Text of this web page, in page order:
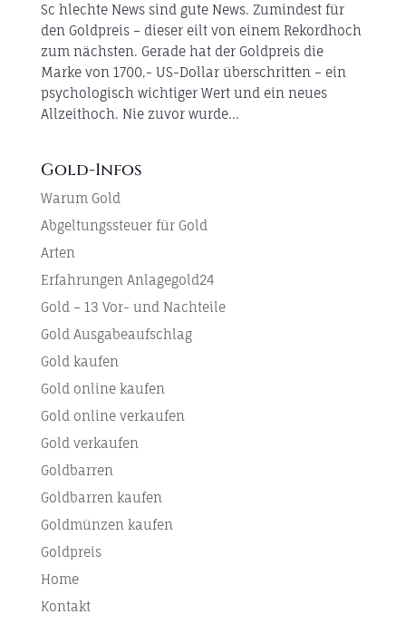
Sc hlechte News sind gute News. Zumindest für
den Goldpreis – dieser eilt von einem Rekordhoch
zum nächsten. Gerade hat der Goldpreis die
Marke von 1700,- US-Dollar überschritten – ein
psychologisch wichtiger Wert und ein neues
Allzeithoch. Nie zuvor wurde...
Gold-Infos
Warum Gold
Abgeltungssteuer für Gold
Arten
Erfahrungen Anlagegold24
Gold – 13 Vor- und Nachteile
Gold Ausgabeaufschlag
Gold kaufen
Gold online kaufen
Gold online verkaufen
Gold verkaufen
Goldbarren
Goldbarren kaufen
Goldmünzen kaufen
Goldpreis
Home
Kontakt